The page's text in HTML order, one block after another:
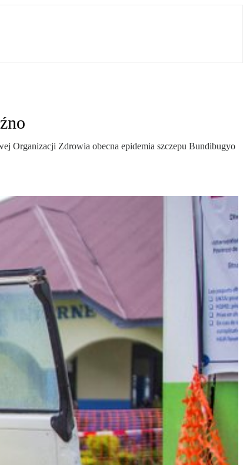
Organizacji Zdrowia obecna epidemia szczepu Bundibugyo